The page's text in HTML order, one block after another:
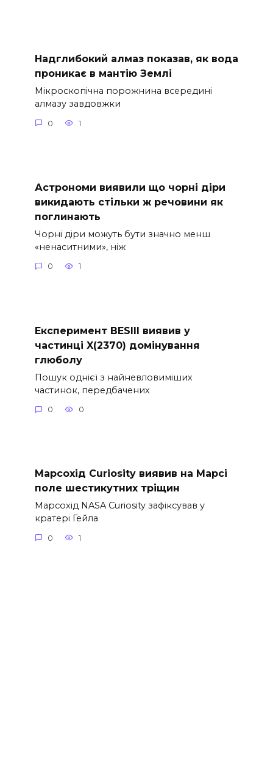
Надглибокий алмаз показав, як вода
проникає в мантію Землі
Мікроскопічна порожнина всередині
алмазу завдовжки
0 1
Астрономи виявили що чорні діри
викидають стільки ж речовини як
поглинають
Чорні діри можуть бути значно менш
«ненаситними», ніж
0 1
Експеримент BESIII виявив у
частинці X(2370) домінування
глюболу
Пошук однієї з найневловиміших
частинок, передбачених
0 0
Марсохід Curiosity виявив на Марсі
поле шестикутних тріщин
Марсохід NASA Curiosity зафіксував у
кратері Гейла
0 1